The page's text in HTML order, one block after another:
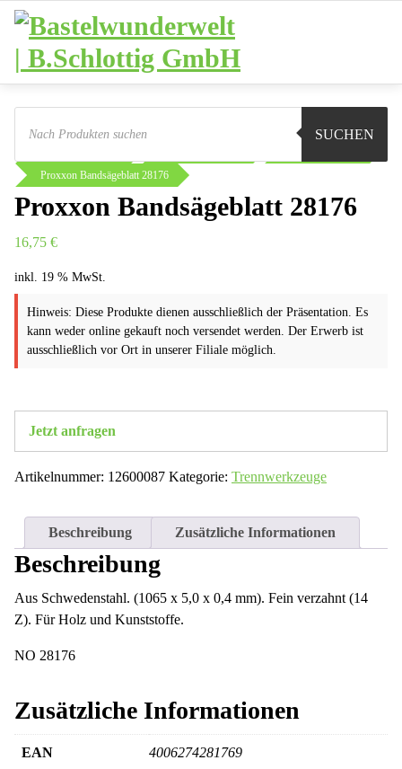
Zum
Inhalt
springen
Products
search
SUCHEN
Sie sind hier:
Proxxon Bandsägeblatt 28176
Proxxon Bandsägeblatt 28176
16,75 €
inkl. 19 % MwSt.
Hinweis: Diese Produkte dienen ausschließlich der Präsentation. Es
kann weder online gekauft noch versendet werden. Der Erwerb ist
ausschließlich vor Ort in unserer Filiale möglich.
Jetzt anfragen
Artikelnummer: 12600087 Kategorie: Trennwerkzeuge
Beschreibung Zusätzliche Informationen
Beschreibung
Aus Schwedenstahl. (1065 x 5,0 x 0,4 mm). Fein verzahnt (14
Z). Für Holz und Kunststoffe.
NO 28176
Zusätzliche Informationen
EAN 4006274281769